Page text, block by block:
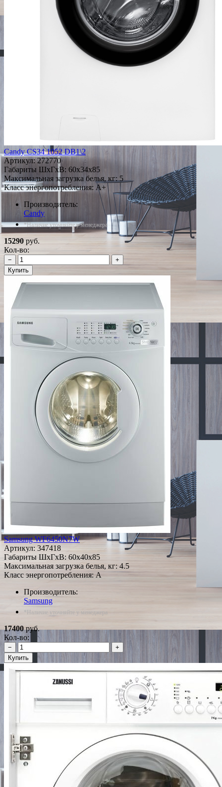
Candy CS34 1052 DB1\2
Артикул:272770
Габариты ШxГxВ: 60x34x85
Максимальная загрузка белья, кг: 5
Класс энергопотребления: A+
Производитель:
Candy
*Наличие уточняйте у менеджера
15290 руб.
Кол-во:
−
+
Купить
Samsung WF6450N7W
Артикул: 347418
Габариты ШxГxВ: 60x40x85
Максимальная загрузка белья, кг: 4.5
Класс энергопотребления: A
Производитель:
Samsung
*Наличие уточняйте у менеджера
17400руб.
Кол-во:
−
+
Купить